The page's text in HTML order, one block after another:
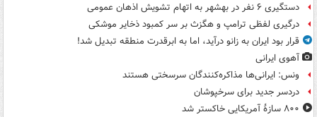
دستگیری ۶ نفر در بهشهر به اتهام تشویش اذهان عمومی
درگیری لفظی ترامپ و هگزث بر سر کمبود ذخایر موشکی
قرار بود ایران به زانو درآید، اما به ابرقدرت منطقه تبدیل شد!
آهوی ایرانی
ونس: ایرانی‌ها مذاکره‌کنندگان سرسختی هستند
دردسر جدید برای سرخپوشان
۸۰۰ سازۀ آمریکایی خاکستر شد